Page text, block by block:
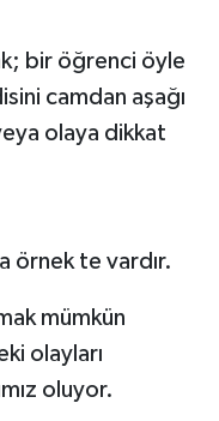
bir öğrenci öyle
camdan aşağı
olaya dikkat
örnek te vardır.
mümkün
olayları
oluyor.